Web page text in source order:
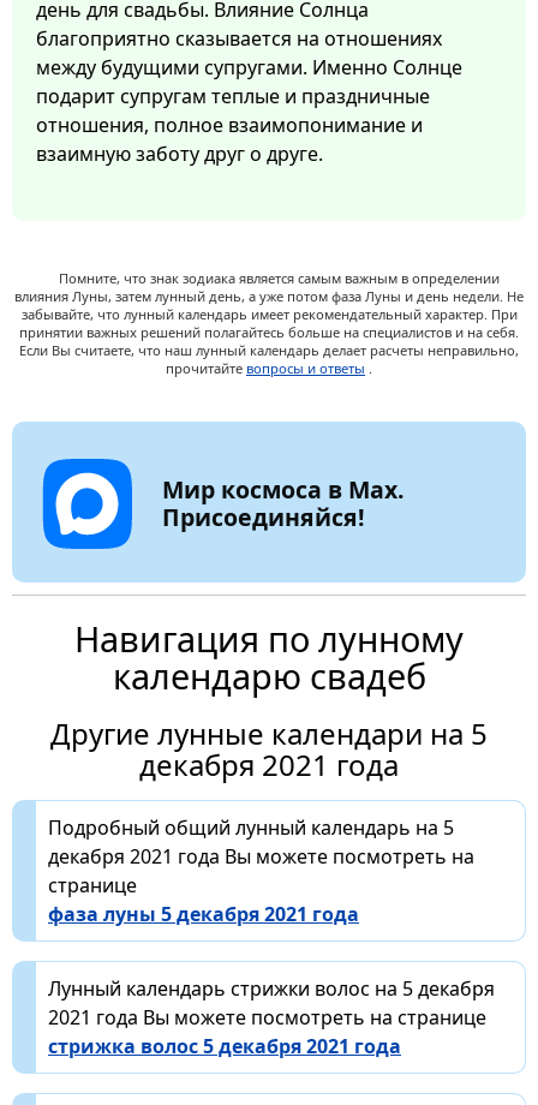
день для свадьбы. Влияние Солнца
благоприятно сказывается на отношениях
между будущими супругами. Именно Солнце
подарит супругам теплые и праздничные
отношения, полное взаимопонимание и
взаимную заботу друг о друге.
Помните, что знак зодиака является самым важным в определении
влияния Луны, затем лунный день, а уже потом фаза Луны и день недели. Не
забывайте, что лунный календарь имеет рекомендательный характер. При
принятии важных решений полагайтесь больше на специалистов и на себя.
Если Вы считаете, что наш лунный календарь делает расчеты неправильно,
прочитайте вопросы и ответы .
Мир космоса в Max.
Присоединяйся!
Навигация по лунному
календарю свадеб
Другие лунные календари на 5
декабря 2021 года
Подробный общий лунный календарь на 5
декабря 2021 года Вы можете посмотреть на
странице
фаза луны 5 декабря 2021 года
Лунный календарь стрижки волос на 5 декабря
2021 года Вы можете посмотреть на странице
стрижка волос 5 декабря 2021 года